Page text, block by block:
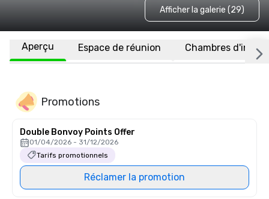
Afficher la galerie (29)
Aperçu Espace de réunion Chambres
Promotions
Double Bonvoy Points Offer
01/04/2026 - 31/12/2026
Tarifs promotionnels
Réclamer la promotion